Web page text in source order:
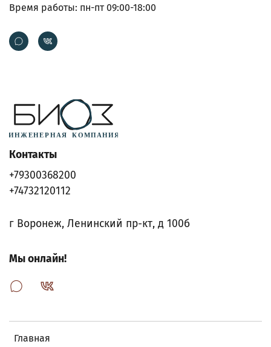
Время работы: пн-пт 09:00-18:00
Главная
Контакты
+79300368200
+74732120112
г Воронеж, Ленинский пр-кт, д 100б
Мы онлайн!